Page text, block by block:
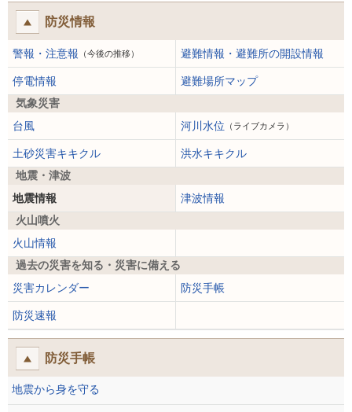
防災情報
警報・注意報 （今後の推移） 避難情報・避難所の開設情報
停電情報
避難場所マップ
気象災害
台風
河川水位 （ライブカメラ）
土砂災害キキクル
洪水キキクル
地震・津波
地震情報
津波情報
火山噴火
火山情報
過去の災害を知る・災害に備える
災害カレンダー
防災手帳
防災速報
防災手帳
地震から身を守る